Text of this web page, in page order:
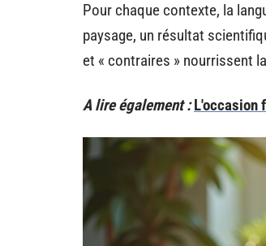
Pour chaque contexte, la
paysage, un résultat
et « contraires » nourrissent
A lire également : L'occasion